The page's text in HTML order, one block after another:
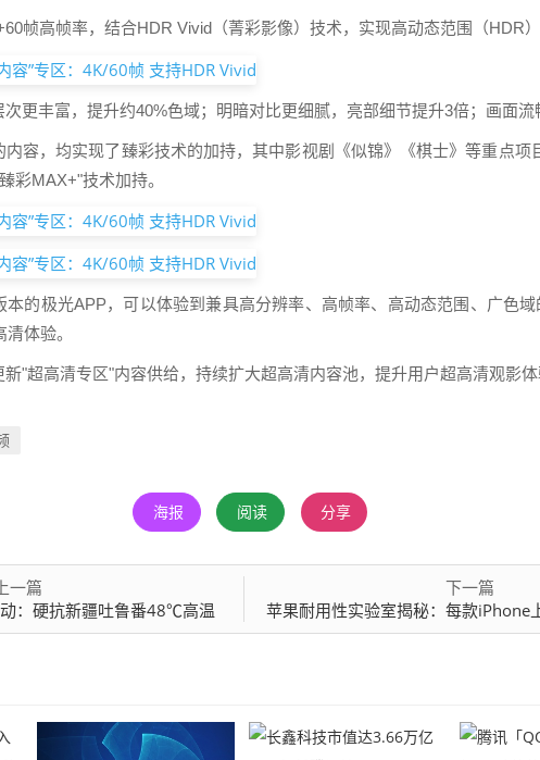
帧高帧率，结合HDR Vivid（菁彩影像）技术，实现高动态范围（HDR）
更丰富，提升约40%色域；明暗对比更细腻，亮部细节提升3倍；画面流
容，均实现了臻彩技术的加持，其中影视剧《似锦》《棋士》等重点项
彩MAX+"技术加持。
本的极光APP，可以体验到兼具高分辨率、高帧率、高动态范围、广色
体验。
"超高清专区"内容供给，持续扩大超高清内容池，提升用户超高清观影体
海报 阅读 分享
上一篇
：硬抗新疆吐鲁番48℃高温
下一篇
苹果耐用性实验室揭秘：每款iPhone上市前要测